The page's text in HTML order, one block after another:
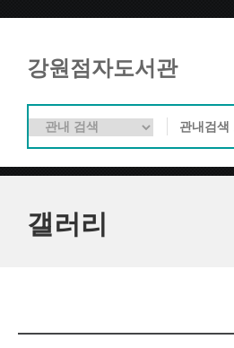
강원점자도서관
갤러리